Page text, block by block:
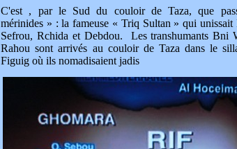
C'est , par le Sud du couloir de Taza, que
mérinides » : la fameuse « Triq Sultan » qui
Sefrou, Rchida et Debdou. Les transhumants Bni
Rahou sont arrivés au couloir de Taza dans le
Figuig où ils nomadisaient jadis